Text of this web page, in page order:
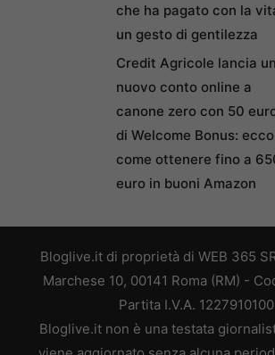
che ha pagato con la
un gesto di gentilezza
Credit Agricole lancia un
nuovo conto online a
canone zero con 50
di Welcome Bonus: ecco
come ottenere fino a
euro in buoni Amazon
Bloglive.it di proprietà di WEB 365
Marchese 10, 00141 Roma (RM) -
Partita I.V.A.
Bloglive.it non è una testata